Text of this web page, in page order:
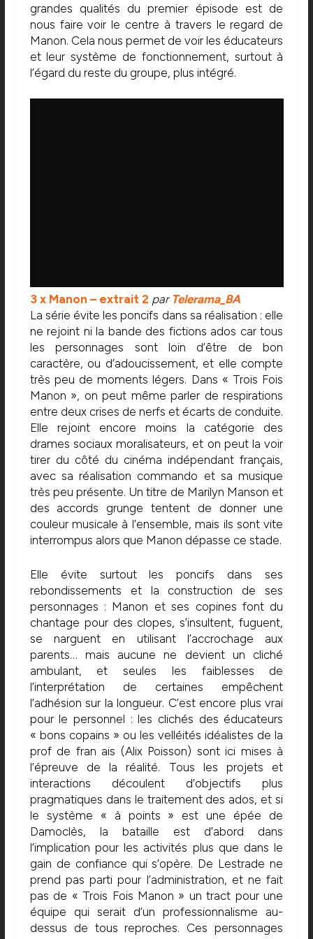
grandes qualités du premier épisode est de
nous faire voir le centre à travers le regard de
Manon. Cela nous permet de voir les éducateurs
et leur système de fonctionnement, surtout à
l’égard du reste du groupe, plus intégré.
3 x Manon – extrait 2 parTelerama_BA
La série évite les poncifs dans sa réalisation : elle
ne rejoint ni la bande des fictions ados car tous
les personnages sont loin d’être de bon
caractère, ou d’adoucissement, et elle compte
très peu de moments légers. Dans « Trois Fois
Manon », on peut même parler de respirations
entre deux crises de nerfs et écarts de conduite.
Elle rejoint encore moins la catégorie des
drames sociaux moralisateurs, et on peut la voir
tirer du côté du cinéma indépendant français,
avec sa réalisation commando et sa musique
très peu présente. Un titre de Marilyn Manson et
des accords grunge tentent de donner une
couleur musicale à l’ensemble, mais ils sont vite
interrompus alors que Manon dépasse ce stade.
Elle évite surtout les poncifs dans ses
rebondissements et la construction de ses
personnages : Manon et ses copines font du
chantage pour des clopes, s’insultent, fuguent,
se narguent en utilisant l’accrochage aux
parents… mais aucune ne devient un cliché
ambulant, et seules les faiblesses de
l’interprétation de certaines empêchent
l’adhésion sur la longueur. C’est encore plus vrai
pour le personnel : les clichés des éducateurs
« bons copains » ou les velléités idéalistes de la
prof de fran ais (Alix Poisson) sont ici mises à
l’épreuve de la réalité. Tous les projets et
interactions découlent d’objectifs plus
pragmatiques dans le traitement des ados, et si
le système « à points » est une épée de
Damoclès, la bataille est d’abord dans
l’implication pour les activités plus que dans le
gain de confiance qui s’opère. De Lestrade ne
prend pas parti pour l’administration, et ne fait
pas de « Trois Fois Manon » un tract pour une
équipe qui serait d’un professionnalisme au-
dessus de tous reproches. Ces personnages